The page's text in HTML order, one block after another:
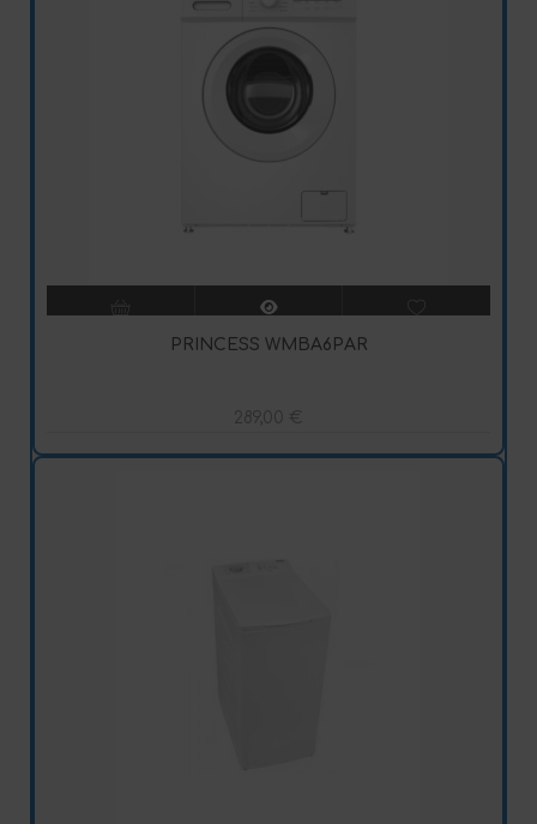
PRINCESS WMBA6PAR
289,00 €